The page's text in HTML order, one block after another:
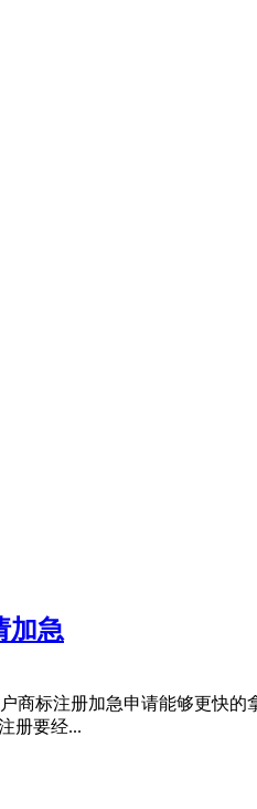
加急
商标注册加急申请能够更快
册要经...